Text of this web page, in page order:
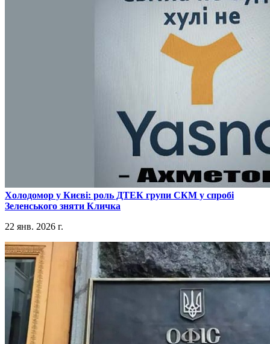
​Холодомор у Києві: роль ДТЕК групи СКМ у спробі
Зеленського зняти Кличка
22 янв. 2026 г.